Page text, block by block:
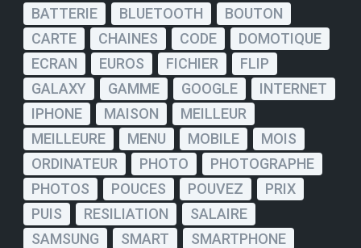
BATTERIE
BLUETOOTH
BOUTON
CARTE
CHAINES CODE
DOMOTIQUE
ECRAN
EUROS FICHIER
FLIP
GALAXY
GAMME GOOGLE
INTERNET
IPHONE
MAISON
MEILLEUR
MEILLEURE
MENU MOBILE
MOIS
ORDINATEUR
PHOTO
PHOTOGRAPHE
PHOTOS
POUCES POUVEZ
PRIX
PUIS
RESILIATION
SALAIRE
SAMSUNG
SMART
SMARTPHONE